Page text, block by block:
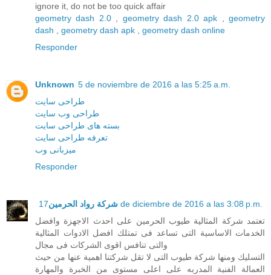
ignore it, do not be too quick affair
geometry dash 2.0, geometry dash 2.0 apk ,geometry
dash
geometry dash apk
geometry dash online
Responder
Unknown 5 de noviembre de 2016 a las 5:25 a.m.
طراحی سایت
طراحی وب سایت
بسته های طراحی سایت
تعرفه طراحی سایت
میزبانی وب
Responder
شركة رواد الحرمين 17 de diciembre de 2016 a las 3:08 p.m.
تعتمد شركة المثالية طيوب الحرمين على احدث الاجهزة وافضل
الخدمات الاساسية التى تساعد فى تمتلك افضل الادوات المثالية
والتى تنافس اقوى الشركات فى مجال
التسليك ومنها شركة طيوب التى لا تقل شركتنا اهمية عنها من حيث
العمالة الفنية المدربه على اعلى مستوى من الخبرة والمهارة